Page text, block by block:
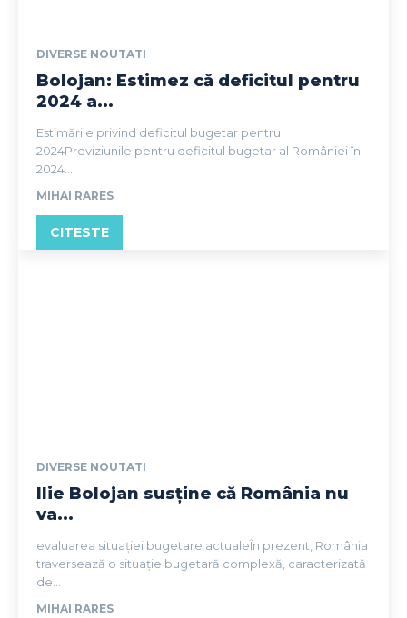
DIVERSE NOUTATI
Bolojan: Estimez că deficitul pentru
2024 a...
Estimările privind deficitul bugetar pentru
2024Previziunile pentru deficitul bugetar al României în
2024...
MIHAI RARES
CITESTE
DIVERSE NOUTATI
Ilie Bolojan susține că România nu
va...
evaluarea situației bugetare actualeÎn prezent, România
traversează o situație bugetară complexă, caracterizată
de...
MIHAI RARES